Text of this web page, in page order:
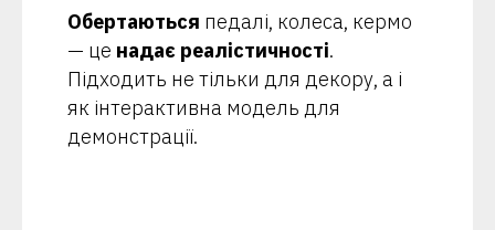
Обертаються педалі, колеса, кермо
— це надає реалістичності.
Підходить не тільки для декору, а і
як інтерактивна модель для
демонстрації.